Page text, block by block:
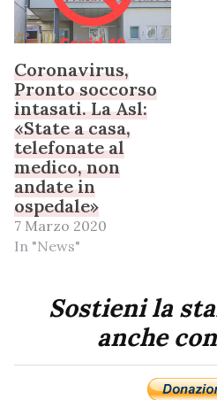
Coronavirus,
Pronto soccorso
intasati. La Asl:
«State a casa,
telefonate al
medico, non
andate in
ospedale»
7 Marzo 2020
In "News"
Sostieni la
anche